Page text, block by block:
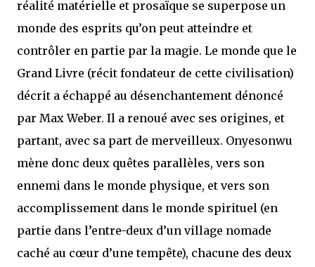
réalité matérielle et prosaïque se superpose un
monde des esprits qu’on peut atteindre et
contrôler en partie par la magie. Le monde que le
Grand Livre (récit fondateur de cette civilisation)
décrit a échappé au désenchantement dénoncé
par Max Weber. Il a renoué avec ses origines, et
partant, avec sa part de merveilleux. Onyesonwu
mène donc deux quêtes parallèles, vers son
ennemi dans le monde physique, et vers son
accomplissement dans le monde spirituel (en
partie dans l’entre-deux d’un village nomade
caché au cœur d’une tempête), chacune des deux